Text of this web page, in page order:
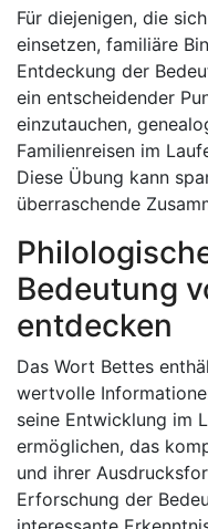
Für diejenigen, die
einsetzen, familiäre
Entdeckung der
ein entscheidender
einzutauchen,
Familienreisen im
Diese Übung kann
überraschende
Bedeutung
entdecken
Das Wort Bettes
wertvolle
seine Entwicklung im
ermöglichen, das
und ihrer
Erforschung der